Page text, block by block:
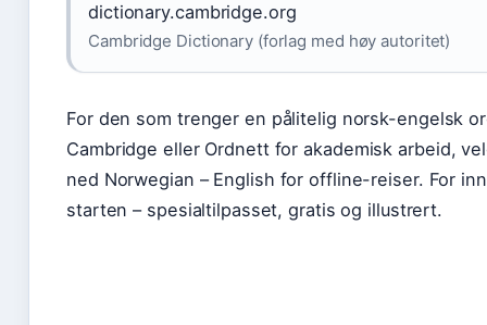
dictionary.cambridge.org
Cambridge Dictionary (forlag med høy autoritet)
For den som trenger en pålitelig norsk-engelsk
Cambridge eller Ordnett for akademisk arbeid,
ned Norwegian – English for offline-reiser. For
starten – spesialtilpasset, gratis og illustrert.